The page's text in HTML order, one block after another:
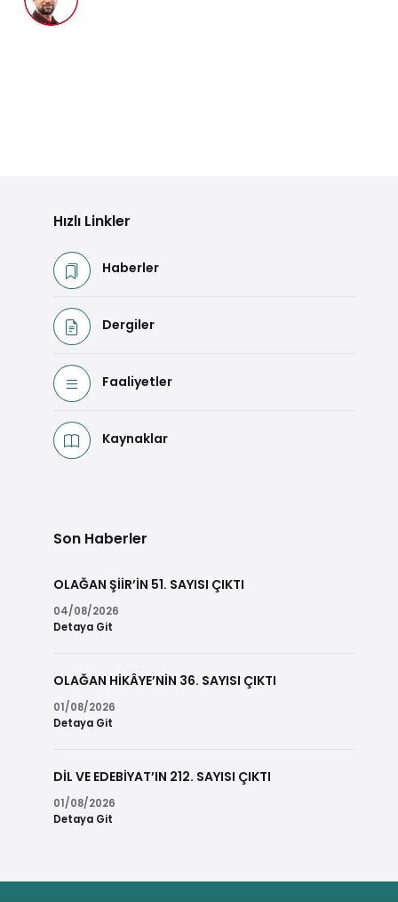
Hızlı Linkler
Haberler
Dergiler
Faaliyetler
Kaynaklar
Son Haberler
OLAĞAN ŞİİR’İN 51. SAYISI ÇIKTI
04/08/2026
Detaya Git
OLAĞAN HİKÂYE’NİN 36. SAYISI ÇIKTI
01/08/2026
Detaya Git
DİL VE EDEBİYAT’IN 212. SAYISI ÇIKTI
01/08/2026
Detaya Git